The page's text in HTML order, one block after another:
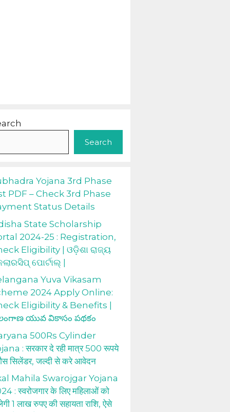
Search
Yojana 3rd Phase
PDF – Check 3rd Phase
Status Details
State Scholarship
2024-25 : Registration,
Eligibility | ଓଡ଼ିଶା ରାଜ୍ୟ
ପୋର୍ଟାଲ୍ |
Yuva Vikasam
2024 Apply Online:
Eligibility & Benefits |
యువ వికాసం పథకం
500Rs Cylinder
: सरकार दे रही मात्र 500 रूपये
सिलेंडर, जल्दी से करे आवेदन
Mahila Swarojgar Yojana
: स्वरोजगार के लिए महिलाओं को
1 लाख रुपए की सहायता राशि, ऐसे